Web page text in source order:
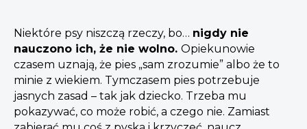
Niektóre psy niszczą rzeczy, bo… nigdy nie
nauczono ich, że nie wolno. Opiekunowie
czasem uznają, że pies „sam zrozumie” albo że to
minie z wiekiem. Tymczasem pies potrzebuje
jasnych zasad – tak jak dziecko. Trzeba mu
pokazywać, co może robić, a czego nie. Zamiast